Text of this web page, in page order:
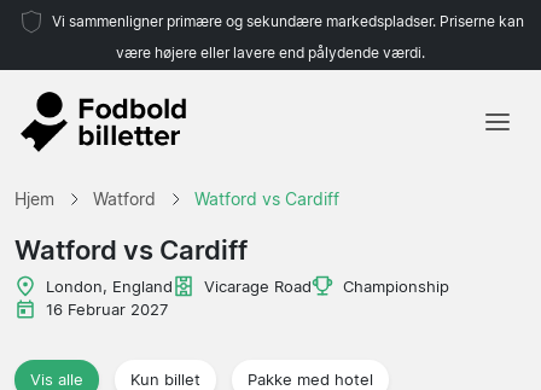
Vi sammenligner primære og sekundære markedspladser. Priserne kan
være højere eller lavere end pålydende værdi.
Hjem Watford Watford vs Cardiff
Watford vs Cardiff
London, England Vicarage Road
Championship
16 Februar 2027
Vis alle Kun billet Pakke med hotel